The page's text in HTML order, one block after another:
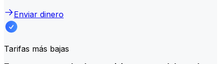
Enviar dinero
Tarifas más bajas